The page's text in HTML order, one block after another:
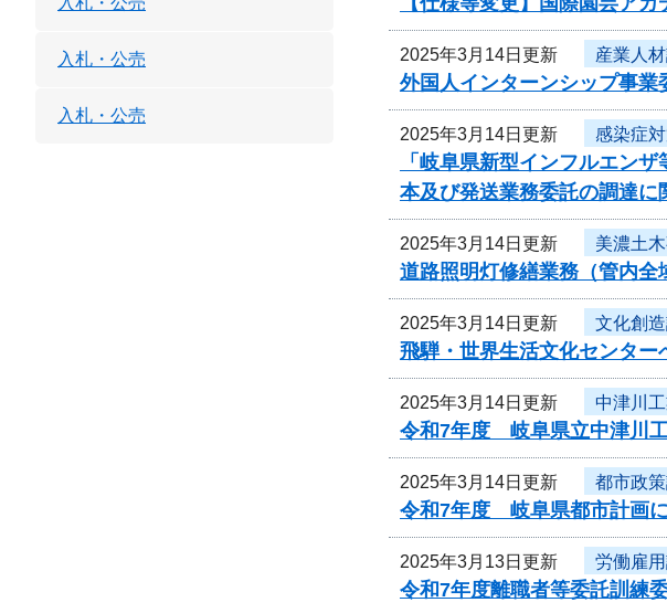
2025年3月14日更新 産業人
外国人インターンシップ事
2025年3月14日更新 感染症
「岐阜県新型インフルエン
本及び発送業務委託の調達に
2025年3月14日更新 美濃土
道路照明灯修繕業務（管内
2025年3月14日更新 文化創
飛騨・世界生活文化センタ
2025年3月14日更新 中津川
令和7年度 岐阜県立中津川
2025年3月14日更新 都市政
令和7年度 岐阜県都市計画
2025年3月13日更新 労働雇
令和7年度離職者等委託訓練
入札・公売
入札・公売